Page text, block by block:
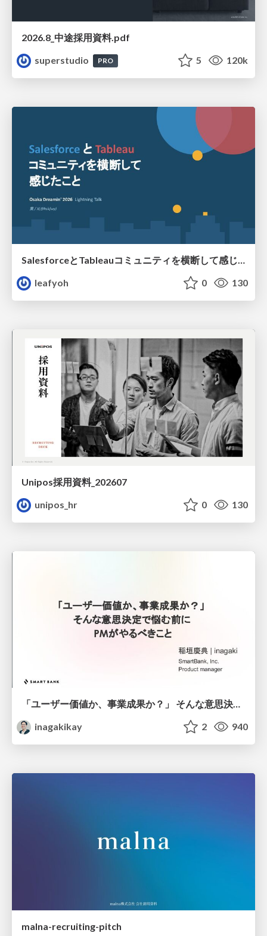
2026.8_中途採用資料.pdf
superstudio
PRO 5 120k
leafyoh
0 130
Unipos採用資料_202607
unipos_hr
0 130
「ユーザー価値か、事業成果か？」 そんな意思決定で悩む前に PMがやるべきこと
inagakikay
2 940
malna-recruiting-pitch